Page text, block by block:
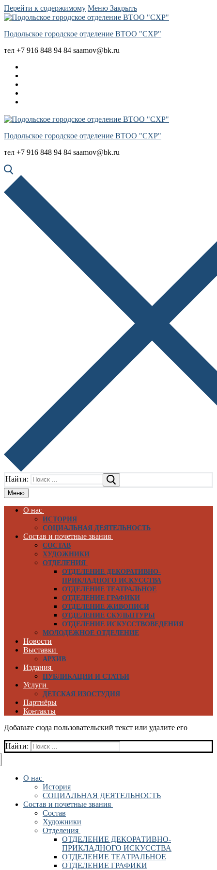
Перейти к содержимому Меню Закрыть
Подольское городское отделение ВТОО "СХР"
тел +7 916 848 94 84 saamov@bk.ru
Подольское городское отделение ВТОО "СХР"
тел +7 916 848 94 84 saamov@bk.ru
Найти:
Меню
О нас
ИСТОРИЯ
СОЦИАЛЬНАЯ ДЕЯТЕЛЬНОСТЬ
Состав и почетные звания
СОСТАВ
ХУДОЖНИКИ
ОТДЕЛЕНИЯ
ОТДЕЛЕНИЕ ДЕКОРАТИВНО-
ПРИКЛАДНОГО ИСКУССТВА
ОТДЕЛЕНИЕ ТЕАТРАЛЬНОЕ
ОТДЕЛЕНИЕ ГРАФИКИ
ОТДЕЛЕНИЕ ЖИВОПИСИ
ОТДЕЛЕНИЕ СКУЛЬПТУРЫ
ОТДЕЛЕНИЕ ИСКУССТВОВЕДЕНИЯ
МОЛОДЕЖНОЕ ОТДЕЛЕНИЕ
Новости
Выставки
АРХИВ
Издания
ПУБЛИКАЦИИ И СТАТЬИ
Услуги
ДЕТСКАЯ ИЗОСТУДИЯ
Партнёры
Контакты
Добавьте сюда пользовательский текст или удалите его
Найти:
О нас
История
СОЦИАЛЬНАЯ ДЕЯТЕЛЬНОСТЬ
Состав и почетные звания
Состав
Художники
Отделения
ОТДЕЛЕНИЕ ДЕКОРАТИВНО-
ПРИКЛАДНОГО ИСКУССТВА
ОТДЕЛЕНИЕ ТЕАТРАЛЬНОЕ
ОТДЕЛЕНИЕ ГРАФИКИ